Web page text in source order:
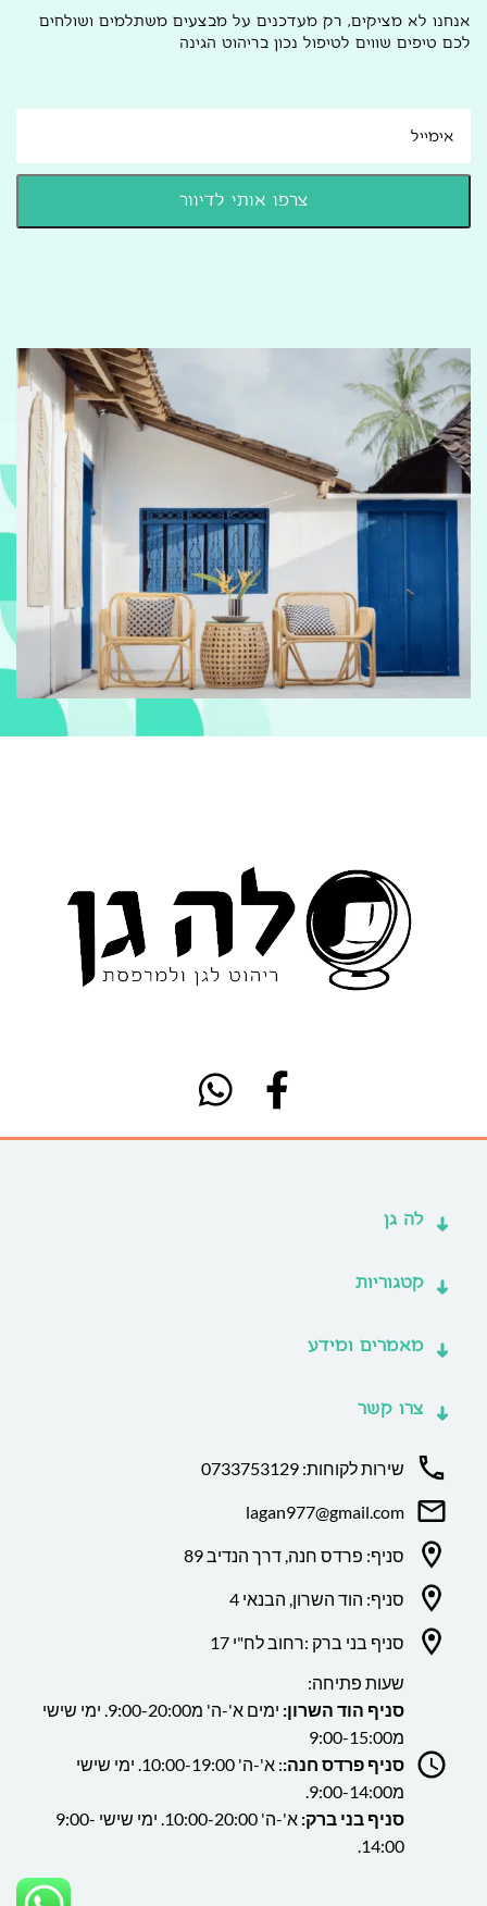
אנחנו לא מציקים, רק מעדכנים על מבצעים משתלמים ושולחים
לכם טיפים שווים לטיפול נכון בריהוט הגינה
לה גן
קטגוריות
מאמרים ומידע
צרו קשר
שירות לקוחות: 0733753129
lagan977@gmail.com
סניף: פרדס חנה, דרך הנדיב 89
סניף: הוד השרון, הבנאי 4
סניף בני ברק :רחוב לח"י 17
שעות פתיחה:
סניף הוד השרון:
ימים א'-ה' מ9:00-20:00. ימי שישי
מ9:00-15:00
סניף פרדס חנה:
: א'-ה' 10:00-19:00. ימי שישי
מ9:00-14:00.
סניף בני ברק:
א'-ה' 10:00-20:00. ימי שישי 9:00-
14:00.